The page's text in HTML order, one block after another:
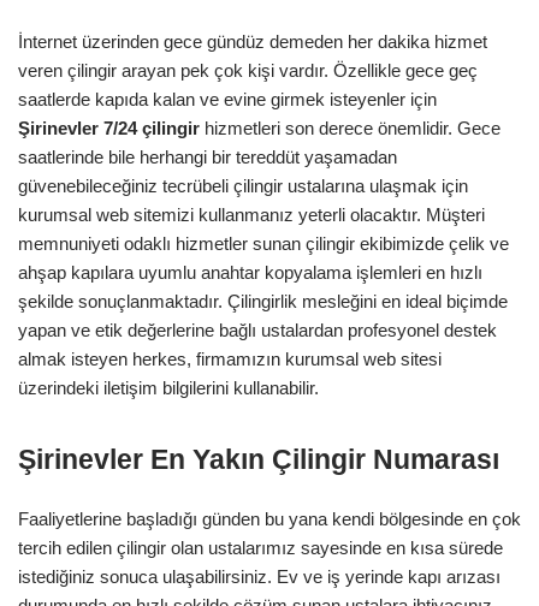
İnternet üzerinden gece gündüz demeden her dakika hizmet
veren çilingir arayan pek çok kişi vardır. Özellikle gece geç
saatlerde kapıda kalan ve evine girmek isteyenler için
Şirinevler 7/24 çilingir hizmetleri son derece önemlidir. Gece
saatlerinde bile herhangi bir tereddüt yaşamadan
güvenebileceğiniz tecrübeli çilingir ustalarına ulaşmak için
kurumsal web sitemizi kullanmanız yeterli olacaktır. Müşteri
memnuniyeti odaklı hizmetler sunan çilingir ekibimizde çelik ve
ahşap kapılara uyumlu anahtar kopyalama işlemleri en hızlı
şekilde sonuçlanmaktadır. Çilingirlik mesleğini en ideal biçimde
yapan ve etik değerlerine bağlı ustalardan profesyonel destek
almak isteyen herkes, firmamızın kurumsal web sitesi
üzerindeki iletişim bilgilerini kullanabilir.
Şirinevler En Yakın Çilingir Numarası
Faaliyetlerine başladığı günden bu yana kendi bölgesinde en çok
tercih edilen çilingir olan ustalarımız sayesinde en kısa sürede
istediğiniz sonuca ulaşabilirsiniz. Ev ve iş yerinde kapı arızası